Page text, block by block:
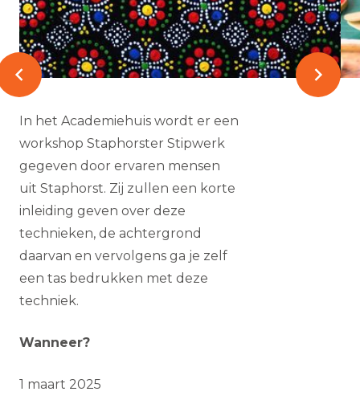
In het Academiehuis wordt er een
workshop Staphorster Stipwerk
gegeven door ervaren mensen
uit Staphorst. Zij zullen een korte
inleiding geven over deze
technieken, de achtergrond
daarvan en vervolgens ga je zelf
een tas bedrukken met deze
techniek.
Wanneer?
1 maart 2025